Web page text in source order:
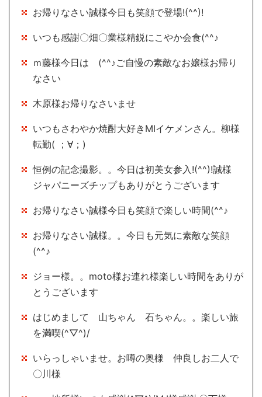
お帰りなさい誠様今日も笑顔で登場!(^^)!
いつも感謝〇畑〇業様精鋭にこやか会食(^^♪
ｍ藤様今日は (^^♪ご自慢の素敵なお嬢様お帰り
なさい
木原様お帰りなさいませ
いつもさわやか焼酎大好きMIイケメンさん。柳様
転勤( ；∀；)
恒例の記念撮影。。今日は初美女参入!(^^)!誠様
ジャパニーズチップもありがとうございます
お帰りなさい誠様今日も笑顔で楽しい時間(^^♪
お帰りなさい誠様。。今日も元気に素敵な笑顔
(^^♪
ジョー様。。moto様お連れ様楽しい時間をありが
とうございます
はじめまして 山ちゃん 石ちゃん。。楽しい旅
を満喫(^▽^)/
いらっしゃいませ。お噂の奥様 仲良しお二人で
〇川様